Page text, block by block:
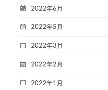
2022年6月
2022年5月
2022年3月
2022年2月
2022年1月